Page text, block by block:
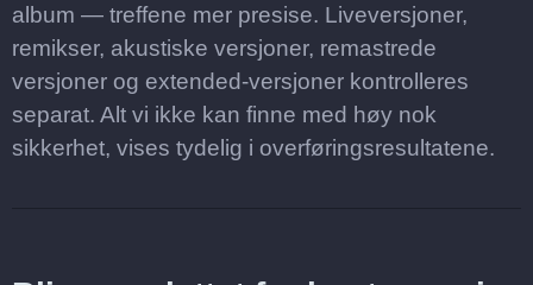
album — treffene mer presise. Liveversjoner,
remikser, akustiske versjoner, remastrede
versjoner og extended-versjoner kontrolleres
separat. Alt vi ikke kan finne med høy nok
sikkerhet, vises tydelig i overføringsresultatene.